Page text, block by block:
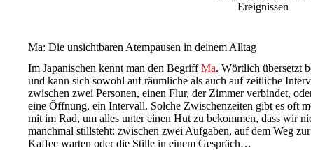
Ereignissen
Ma: Die unsichtbaren Atempausen in deinem Alltag
Im Japanischen kennt man den BegriffMa. Wörtlich übersetzt
und kann sich sowohl auf räumliche als auch auf zeitliche
zwischen zwei Personen, einen Flur, der Zimmer verbindet,
eine Öffnung, ein Intervall. Solche Zwischenzeiten gibt es oft
mit im Rad, um alles unter einen Hut zu bekommen, dass wir
manchmal stillsteht: zwischen zwei Aufgaben, auf dem Weg
Kaffee warten oder die Stille in einem Gespräch…